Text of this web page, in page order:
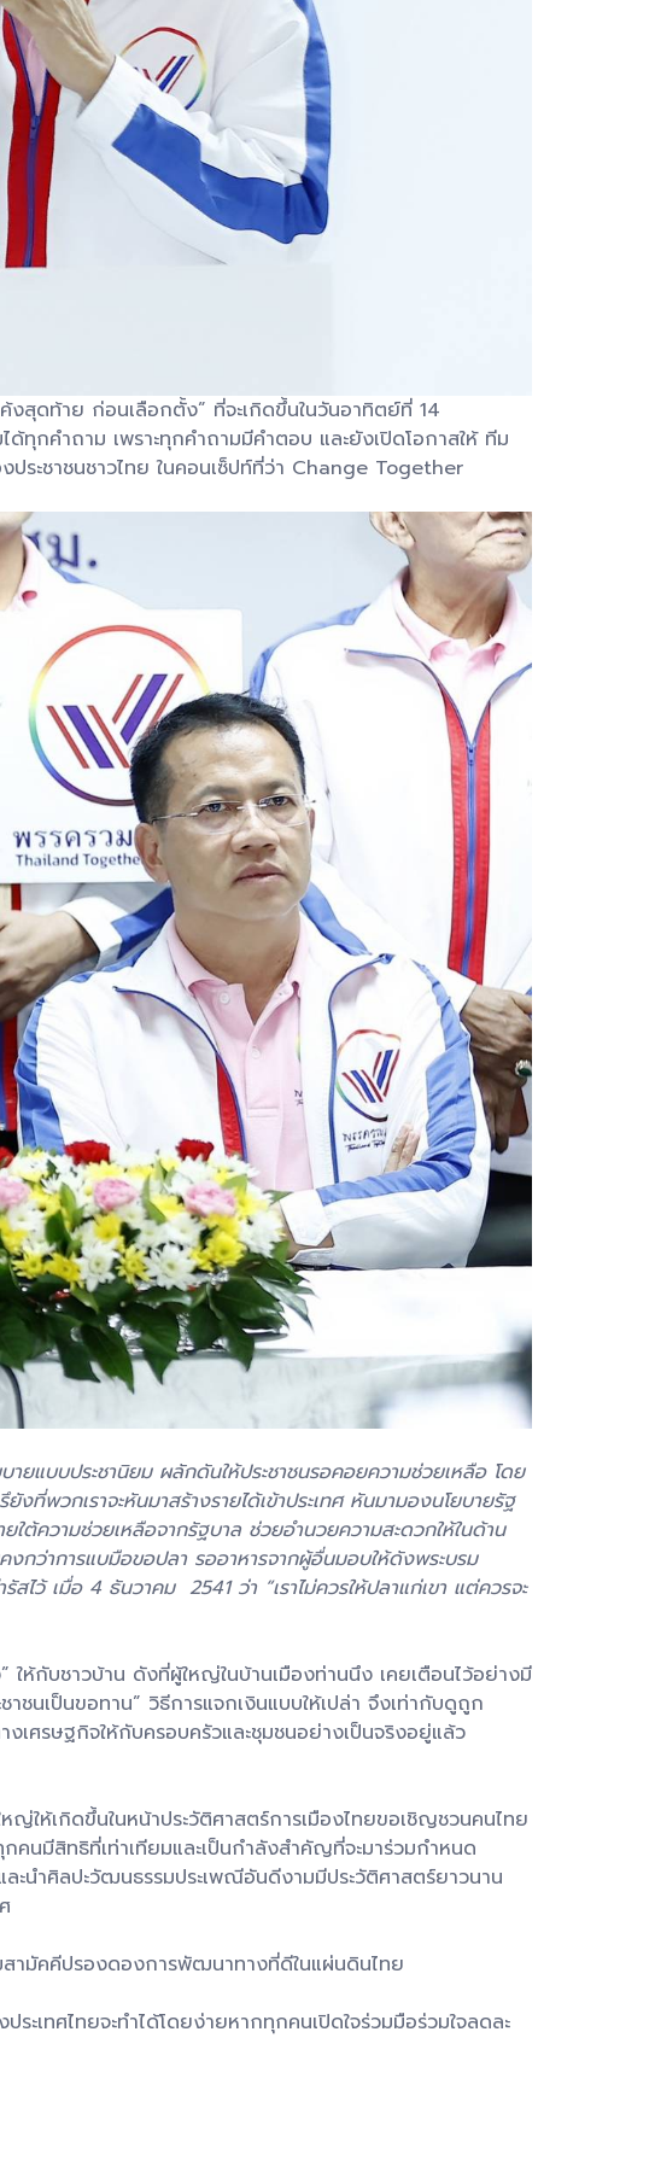
สุดท้าย ก่อนเลือกตั้ง” ที่จะเกิดขึ้นในวันอาทิตย์ที่ 14
กคำถาม เพราะทุกคำถามมีคำตอบ และยังเปิดโอกาสให้ ทีม
ระชาชนชาวไทย ในคอนเซ็ปท์ที่ว่า Change Together
ยแบบประชานิยม ผลักดันให้ประชาชนรอคอยความช่วยเหลือ โดย
ที่พวกเราจะหันมาสร้างรายได้เข้าประเทศ หันมามองนโยบายรัฐ
ต้ความช่วยเหลือจากรัฐบาล ช่วยอำนวยความสะดวกให้ในด้าน
กว่าการแบมือขอปลา รออาหารจากผู้อื่นมอบให้ดังพระบรม
ไว้ เมื่อ 4 ธันวาคม 2541 ว่า “เราไม่ควรให้ปลาแก่เขา แต่ควรจะ
ห้กับชาวบ้าน ดังที่ผู้ใหญ่ในบ้านเมืองท่านนึง เคยเตือนไว้อย่างมี
าชนเป็นขอทาน” วิธีการแจกเงินแบบให้เปล่า จึงเท่ากับดูถูก
เศรษฐกิจให้กับครอบครัวและชุมชนอย่างเป็นจริงอยู่แล้ว
ให้เกิดขึ้นในหน้าประวัติศาสตร์การเมืองไทยขอเชิญชวนคนไทย
กคนมีสิทธิที่เท่าเทียมและเป็นกำลังสำคัญที่จะมาร่วมกำหนด
นำศิลปะวัฒนธรรมประเพณีอันดีงามมีประวัติศาสตร์ยาวนาน
ามัคคีปรองดองการพัฒนาทางที่ดีในแผ่นดินไทย
เทศไทยจะทำได้โดยง่ายหากทุกคนเปิดใจร่วมมือร่วมใจลดละ